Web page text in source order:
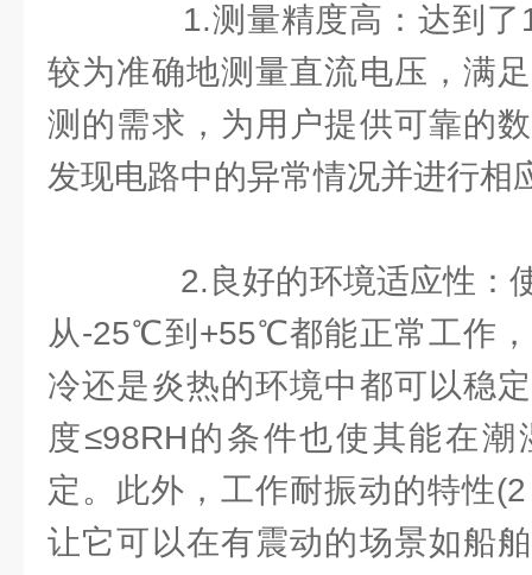
1.测量精度高：达到了
较为准确地测量直流电压，满
测的需求，为用户提供可靠的
发现电路中的异常情况并进行相
2.良好的环境适应性：
从-25℃到+55℃都能正常工作
冷还是炎热的环境中都可以稳
度≤98RH的条件也使其能在
定。此外，工作耐振动的特性
让它可以在有震动的场景如船